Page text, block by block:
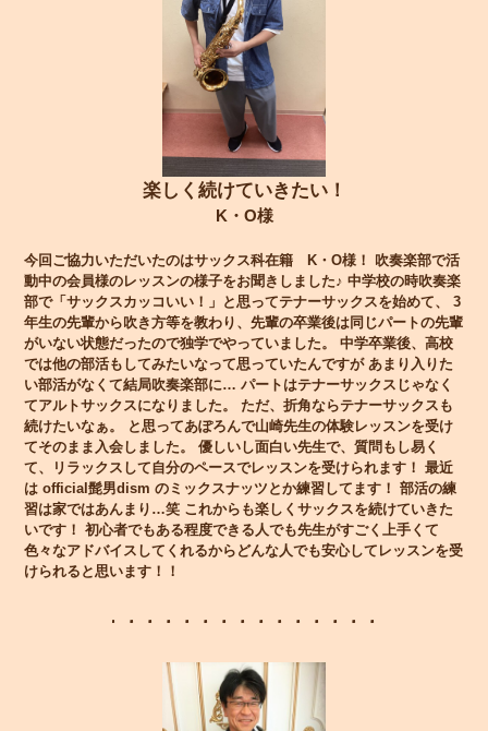
楽しく続けていきたい！
K・O様
今回ご協力いただいたのはサックス科在籍 K・O様！ 吹奏楽部で活
動中の会員様のレッスンの様子をお聞きしました♪ 中学校の時吹奏楽
部で「サックスカッコいい！」と思ってテナーサックスを始めて、 3
年生の先輩から吹き方等を教わり、先輩の卒業後は同じパートの先輩
がいない状態だったので独学でやっていました。 中学卒業後、高校
では他の部活もしてみたいなって思っていたんですが あまり入りた
い部活がなくて結局吹奏楽部に… パートはテナーサックスじゃなく
てアルトサックスになりました。 ただ、折角ならテナーサックスも
続けたいなぁ。 と思ってあぽろんで山崎先生の体験レッスンを受け
てそのまま入会しました。 優しいし面白い先生で、質問もし易く
て、リラックスして自分のペースでレッスンを受けられます！ 最近
は official髭男dism のミックスナッツとか練習してます！ 部活の練
習は家ではあんまり…笑 これからも楽しくサックスを続けていきた
いです！ 初心者でもある程度できる人でも先生がすごく上手くて
色々なアドバイスしてくれるからどんな人でも安心してレッスンを受
けられると思います！！